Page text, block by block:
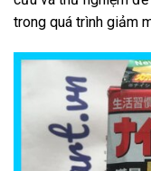
trong quá trình giảm